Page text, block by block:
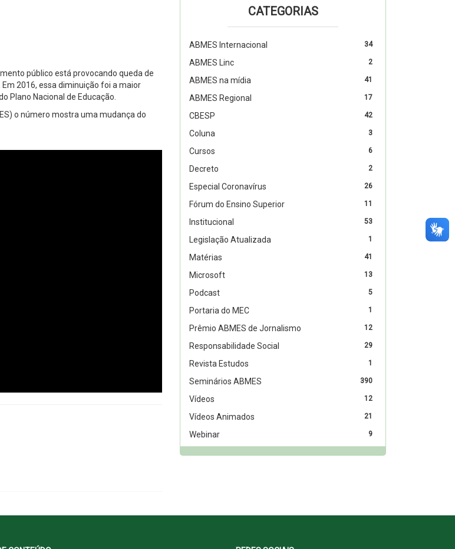
público está provocando queda de
2016, essa diminuição foi a maior
Plano Nacional de Educação.
o número mostra uma mudança do
CATEGORIAS
34
ABMES Internacional
2
ABMES Linc
41
ABMES na mídia
17
ABMES Regional
42
CBESP
3
Coluna
6
Cursos
2
Decreto
26
Especial Coronavírus
11
Fórum do Ensino Superior
53
Institucional
1
Legislação Atualizada
41
Matérias
13
Microsoft
5
Podcast
1
Portaria do MEC
12
Prêmio ABMES de Jornalismo
29
Responsabilidade Social
1
Revista Estudos
390
Seminários ABMES
12
Vídeos
21
Vídeos Animados
9
Webinar